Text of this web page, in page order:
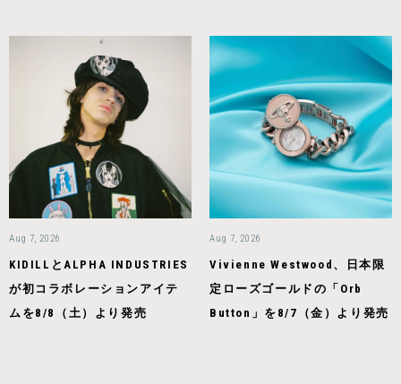
Aug 7, 2026
KIDILLとALPHA INDUSTRIES
が初コラボレーションアイテ
ムを8/8（土）より発売
Aug 7, 2026
Vivienne Westwood、日本限
定ローズゴールドの「Orb
Button」を8/7（金）より発売